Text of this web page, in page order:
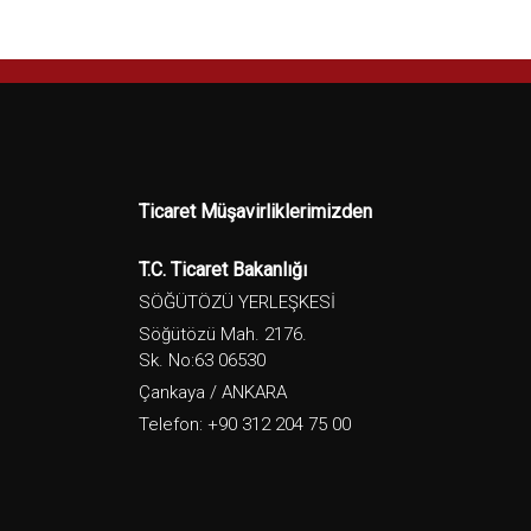
Ticaret Müşavirliklerimizden
T.C. Ticaret Bakanlığı
SÖĞÜTÖZÜ YERLEŞKESİ
Söğütözü Mah. 2176.
Sk. No:63 06530
Çankaya / ANKARA
Telefon: +90 312 204 75 00